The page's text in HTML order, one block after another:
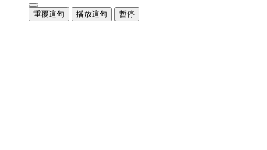
重覆這句 播放這句 暫停